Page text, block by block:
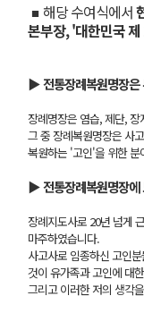
■ 해당 수여식에서
본부장,'대한민국
▶ 전통장례복원명장은
장례명장은 염습, 제단,
그 중 장례복원명장은 사
복원하는 '고인'을 위한 분
▶ 전통장례복원명장에
장례지도사로 20년 넘게
마주하였습니다.
사고사로 임종하신 고인
것이 유가족과 고인에 대
그리고 이러한 저의 생각